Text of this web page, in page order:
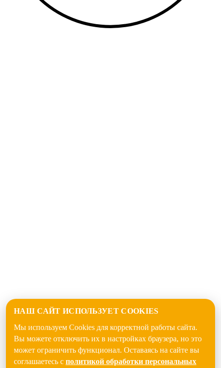
НАШ САЙТ ИСПОЛЬЗУЕТ COOKIES
Мы используем Cookies для корректной работы сайта.
Вы можете отключить их в настройках браузера, но это
может ограничить функционал. Оставаясь на сайте вы
соглашаетесь с политикой обработки персональных